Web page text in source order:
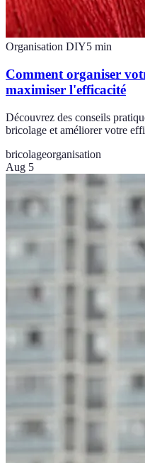
Organisation DIY5 min
Comment organiser
maximiser l'efficacité
Découvrez des conseils
bricolage et améliorer votre
bricolageorganisation
Aug 5